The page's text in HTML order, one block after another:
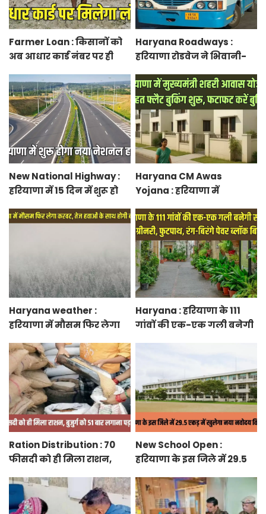
Farmer Loan : किसानों को
अब आधार कार्ड नंबर पर ही
से एमओयू करेगी सरकार
Haryana Roadways :
हरियाणा रोडवेज ने भिवानी-
रुट में किया बदलाव
New National Highway :
हरियाणा में 15 दिन में शुरू हो
केएमपी से होगी सीधी
Haryana CM Awas
Yojana : हरियाणा में
के तहत फ्लैट बुकिंग शुरू,
फटाफट करें बुकिंग
Haryana weather :
हरियाणा में मौसम फिर लेगा
होगी बारिश
Haryana : हरियाणा के 111
गांवों की एक-एक गली बनेगी
Ration Distribution : 70
फीसदी को ही मिला राशन,
अंगूठा
New School Open :
हरियाणा के इस जिले में 29.5
विद्यालय